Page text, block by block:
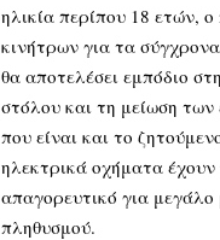
ηλικία περίπου 18 ετών,
κινήτρων για τα
θα αποτελέσει εμπόδιο
στόλου και τη μείωση
που είναι και το
ηλεκτρικά οχήματα
απαγορευτικό για μεγάλο
πληθυσμού.